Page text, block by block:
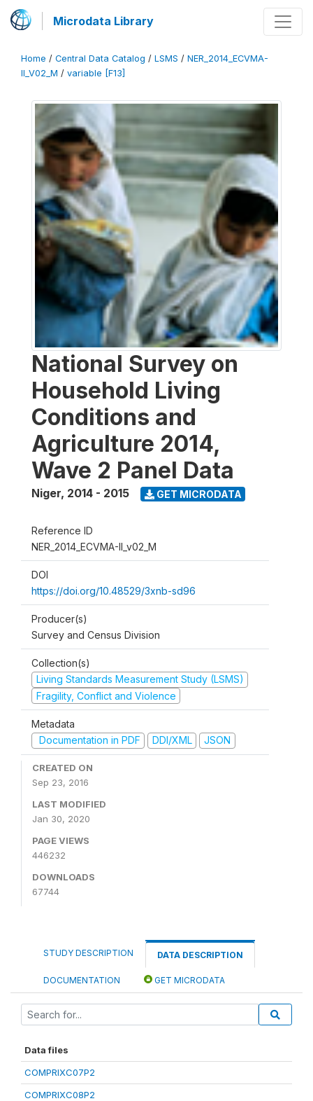
Microdata Library
Home / Central Data Catalog / LSMS / NER_2014_ECVMA-
II_V02_M / variable [F13]
National Survey on
Household Living
Conditions and
Agriculture 2014,
Wave 2 Panel Data
Niger, 2014 - 2015 GET MICRODATA
Reference ID
NER_2014_ECVMA-II_v02_M
DOI
https://doi.org/10.48529/3xnb-sd96
Producer(s)
Survey and Census Division
Collection(s)
Living Standards Measurement Study (LSMS)
Fragility, Conflict and Violence
Metadata
Documentation in PDF
DDI/XML JSON
CREATED ON
Sep 23, 2016
LAST MODIFIED
Jan 30, 2020
PAGE VIEWS
446232
DOWNLOADS
67744
STUDY DESCRIPTION DATA DESCRIPTION
DOCUMENTATION GET MICRODATA
Data files
COMPRIXC07P2
COMPRIXC08P2